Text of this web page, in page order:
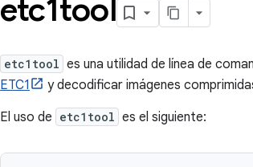
etc1tool
etc1tool es una utilidad de línea de
ETC1
y decodificar imágenes
El uso de etc1tool es el siguiente: